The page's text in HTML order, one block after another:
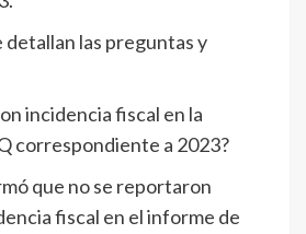
las preguntas y
incidencia fiscal en la
correspondiente a 2023?
que no se reportaron
fiscal en el informe de